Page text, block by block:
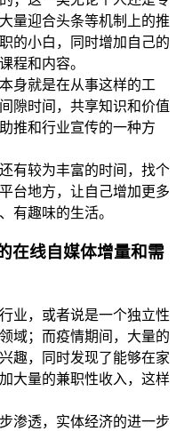
量迎合头条等机制上的推
的小白，同时增加自己的
程和内容。
身就是在从事这样的工
隙时间，共享知识和价值
推和行业宣传的一种方
有较为丰富的时间，找个
台地方，让自己增加更多
有趣味的生活。
在线自媒体增量和需
业，或者说是一个独立性
域；而疫情期间，大量的
趣，同时发现了能够在家
大量的兼职性收入，这样
渗透，实体经济的进一步